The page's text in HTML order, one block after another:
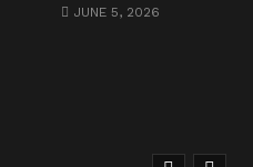
JUNE 5, 2026